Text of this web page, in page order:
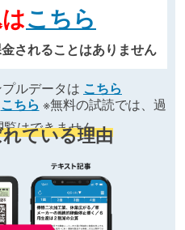
こちら
されることはありません
ルデータは こちら
こちら ※無料の試読では、過
はできません
ている理由